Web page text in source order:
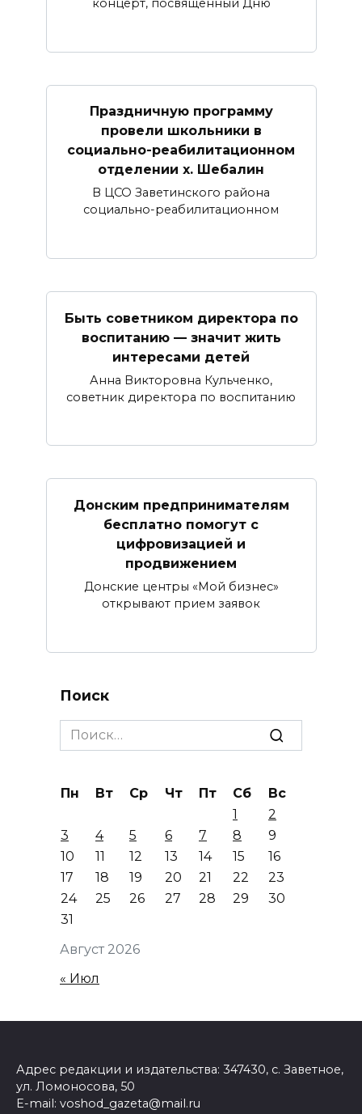
концерт, посвящённый Дню
Праздничную программу
провели школьники в
социально-реабилитационном
отделении х. Шебалин
В ЦСО Заветинского района
социально-реабилитационном
Быть советником директора по
воспитанию — значит жить
интересами детей
Анна Викторовна Кульченко,
советник директора по воспитанию
Донским предпринимателям
бесплатно помогут с
цифровизацией и
продвижением
Донские центры «Мой бизнес»
открывают прием заявок
Поиск
Search
for:
Август 2026
Пн Вт Ср Чт Пт Сб
Вс
1
2
3
4 5 6 7 8
9
10
11 12 13 14 15
16
17
18 19 20 21 22
23
24
25 26 27 28 29
30
31
« Июл
Адрес редакции и издательства: 347430, с. Заветное,
ул. Ломоносова, 50
E-mail: voshod_gazeta@mail.ru